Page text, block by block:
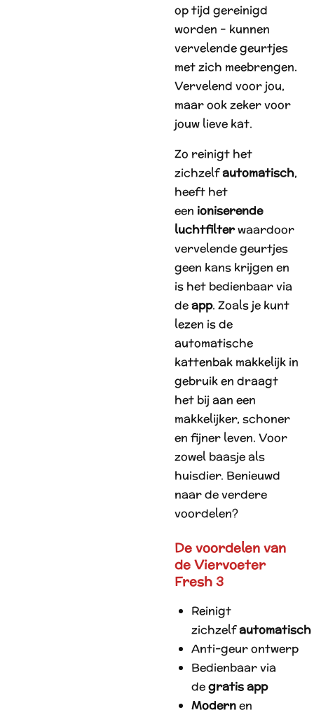
op tijd gereinigd
worden – kunnen
vervelende geurtjes
met zich meebrengen.
Vervelend voor jou,
maar ook zeker voor
jouw lieve kat.
Zo reinigt het
zichzelfautomatisch,
heeft het
een ioniserende
luchtfilterwaardoor
vervelende geurtjes
geen kans krijgen en
is het bedienbaar via
deapp. Zoals je kunt
lezen is de
automatische
kattenbak makkelijk in
gebruik en draagt
het bij aan een
makkelijker, schoner
en fijner leven. Voor
zowel baasje als
huisdier. Benieuwd
naar de verdere
voordelen?
De voordelen van
de Viervoeter
Fresh 3
Reinigt
zichzelfautomatisch
Anti-geur ontwerp
Bedienbaar via
degratis app
Modernen